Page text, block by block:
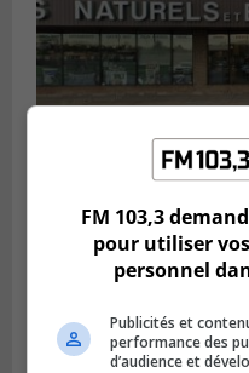
BROSSARD
Publié le 2 août 2026 à 23h04
Rappel de quatre
FM 103,3
pour utiliser
personnel
Publicités et
performance des
d’audience et